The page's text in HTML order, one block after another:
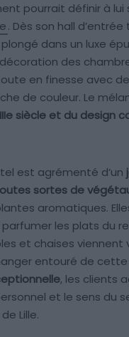
pourrait définir à lui
. Dès son hall
dans un luxe
des
en finesse avec
de couleur. Le
siècle et du design
est agrémenté d’un
sortes de
aromatiques.
les plats du
et chaises viennent
entouré de cette
, les clients
et le sens du
Lille.